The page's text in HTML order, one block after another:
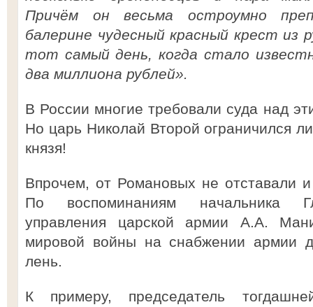
Причём он весьма остроумно
балерине чудесный красный крест из
тот самый день, когда стало
два миллиона рублей».
В России многие требовали суда над
Но царь Николай Второй ограничился
князя!
Впрочем, от Романовых не отставали
По воспоминаниям начальника
управления царской армии А.А.
мировой войны на снабжении армии
лень.
К примеру, председатель